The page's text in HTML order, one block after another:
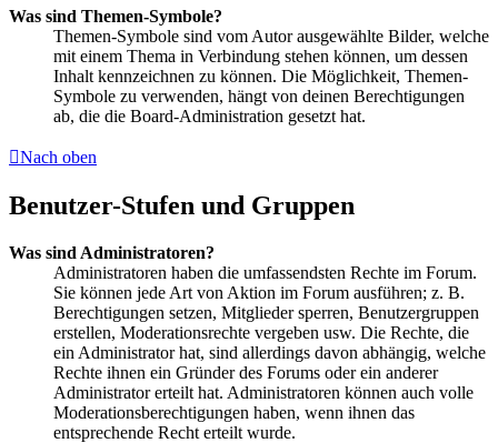
Was sind Themen-Symbole?
Themen-Symbole sind vom Autor ausgewählte Bilder, welche
mit einem Thema in Verbindung stehen können, um dessen
Inhalt kennzeichnen zu können. Die Möglichkeit, Themen-
Symbole zu verwenden, hängt von deinen Berechtigungen
ab, die die Board-Administration gesetzt hat.
Nach oben
Benutzer-Stufen und Gruppen
Was sind Administratoren?
Administratoren haben die umfassendsten Rechte im Forum.
Sie können jede Art von Aktion im Forum ausführen; z. B.
Berechtigungen setzen, Mitglieder sperren, Benutzergruppen
erstellen, Moderationsrechte vergeben usw. Die Rechte, die
ein Administrator hat, sind allerdings davon abhängig, welche
Rechte ihnen ein Gründer des Forums oder ein anderer
Administrator erteilt hat. Administratoren können auch volle
Moderationsberechtigungen haben, wenn ihnen das
entsprechende Recht erteilt wurde.